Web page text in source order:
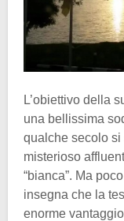
L’obiettivo della
una bellissima
qualche secolo si
misterioso
“bianca”. Ma
insegna che la
enorme